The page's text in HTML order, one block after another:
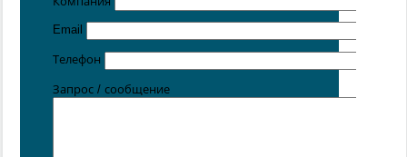
Цена от 5 руб. / кг
Email
Телефон
Запрос / сообщение